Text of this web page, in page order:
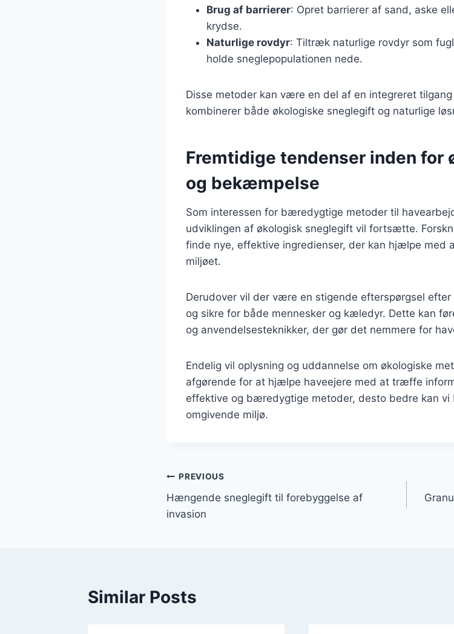
Brug af barrierer: Opret barrierer af sand, aske
krydse.
Naturlige rovdyr: Tiltræk naturlige rovdyr som
holde sneglepopulationen nede.
Disse metoder kan være en del af en integreret
kombinerer både økologiske sneglegift og naturlige
Fremtidige tendenser inden for
og bekæmpelse
Som interessen for bæredygtige metoder til
udviklingen af økologisk sneglegift vil fortsætte.
finde nye, effektive ingredienser, der kan hjælpe med
miljøet.
Derudover vil der være en stigende efterspørgsel
og sikre for både mennesker og kæledyr. Dette kan
og anvendelsesteknikker, der gør det nemmere for
Endelig vil oplysning og uddannelse om økologiske
afgørende for at hjælpe haveejere med at træffe
effektive og bæredygtige metoder, desto bedre kan vi
omgivende miljø.
Indlægsnavigation
PREVIOUS
Hængende sneglegift til forebyggelse af
invasion
Similar Posts